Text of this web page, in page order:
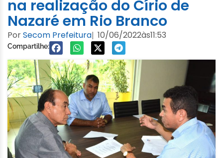
na realização do Círio de
Nazaré em Rio Branco
PorSecom Prefeitura| 10/06/2022às11:53
Compartilhe: